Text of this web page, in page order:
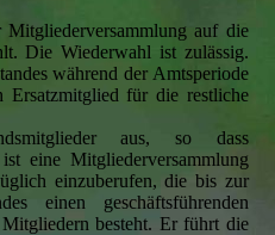
auf die
Die Wiederwahl ist zulässig.
während der Amtsperiode
Ersatzmitglied für die restliche
aus, so dass
eine Mitgliederversammlung
einzuberufen, die bis zur
einen geschäftsführenden
besteht. Er führt die